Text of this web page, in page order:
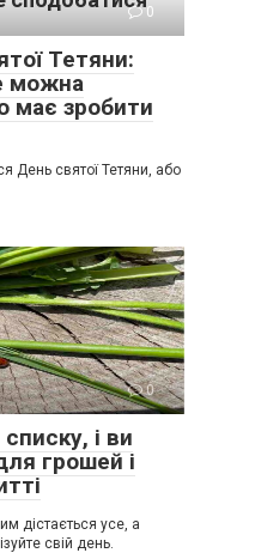
0
Тетяни:
можна
має зробити
День святої Тетяни, або
0
списку, і ви
грошей і
дістається усе, а
свій день.